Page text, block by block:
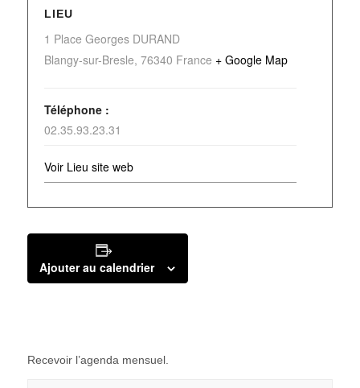
LIEU
1 Place Georges DURAND
Blangy-sur-Bresle, 76340 France + Google Map
Téléphone :
02.35.93.23.31
Voir Lieu site web
Ajouter au calendrier
Recevoir l’agenda mensuel.